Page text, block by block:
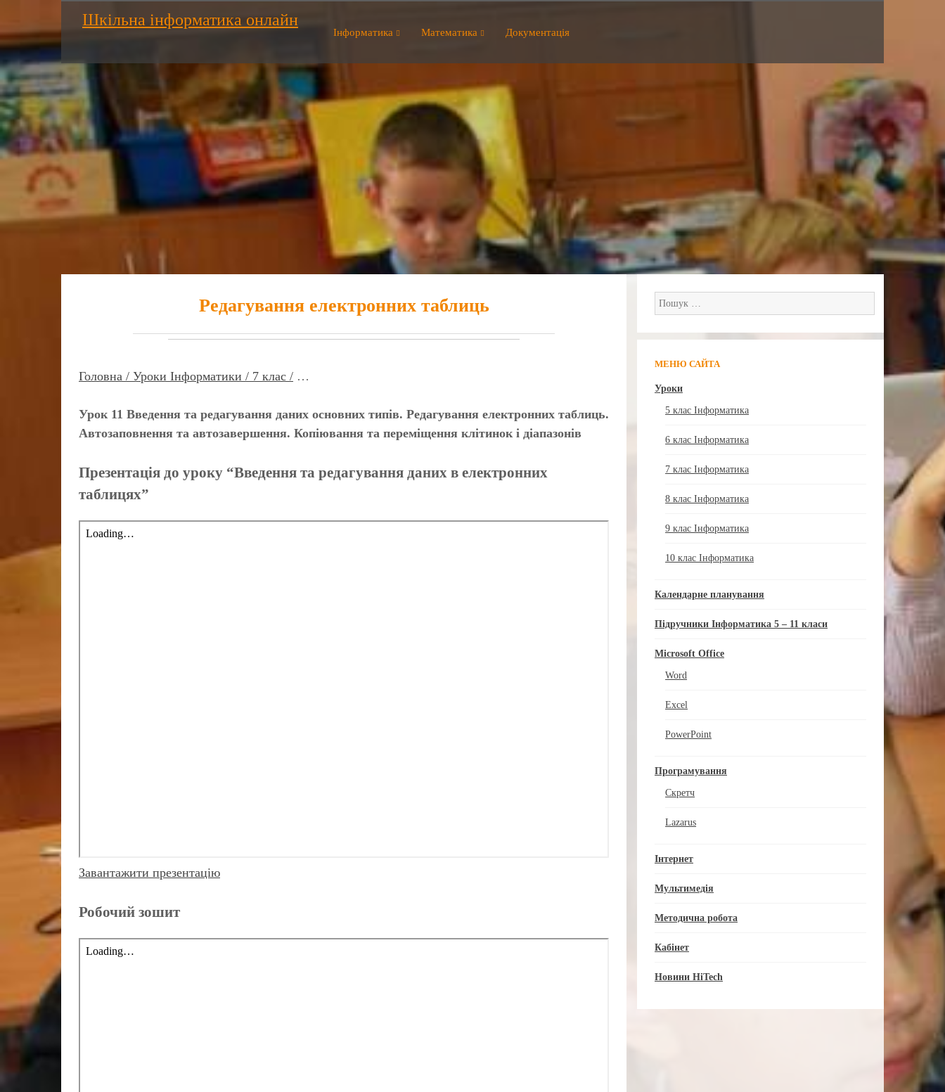
Шкільна інформатика онлайн
Інформатика Математика Документація
Редагування електронних таблиць
Головна / Уроки Інформатики / 7 клас / …
Урок 11 Введення та редагування даних основних типів. Редагування електронних таблиць.
Автозаповнення та автозавершення. Копіювання та переміщення клітинок і діапазонів
Презентація до уроку “Введення та редагування даних в електронних
таблицях”
Завантажити презентацію
Робочий зошит
Пошук:
МЕНЮ САЙТА
Уроки
5 клас Інформатика
6 клас Інформатика
7 клас Інформатика
8 клас Інформатика
9 клас Інформатика
10 клас Інформатика
Календарне планування
Підручники Інформатика 5 – 11 класи
Microsoft Office
Word
Excel
PowerPoint
Програмування
Скретч
Lazarus
Інтернет
Мультимедія
Методична робота
Кабінет
Новини HiTech